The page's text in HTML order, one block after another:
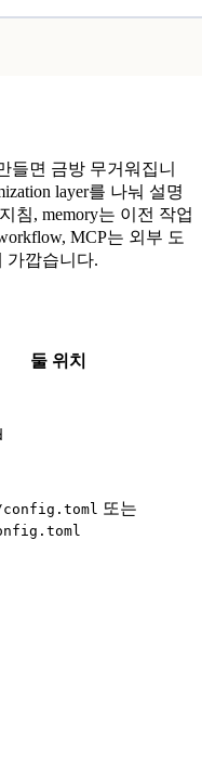
들면 금방 무거워집니
layer를 나눠 설명
침, memory는 이전 작업
MCP는 외부 도
가깝습니다.
둘 위치
또는